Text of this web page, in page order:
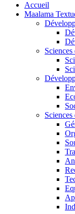
Accueil
Maalama